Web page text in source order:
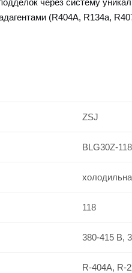
(R404A, R134a,
ZSJ
BLG30Z-118
118
380-415 В,
R-404A, R-